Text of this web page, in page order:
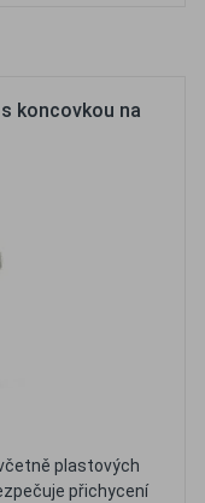
koncovkou na
plastových
přichycení